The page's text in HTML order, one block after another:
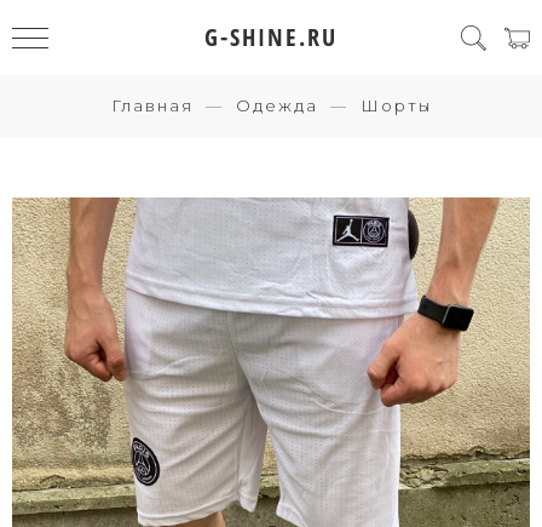
G-SHINE.RU
Главная Одежда Шорты